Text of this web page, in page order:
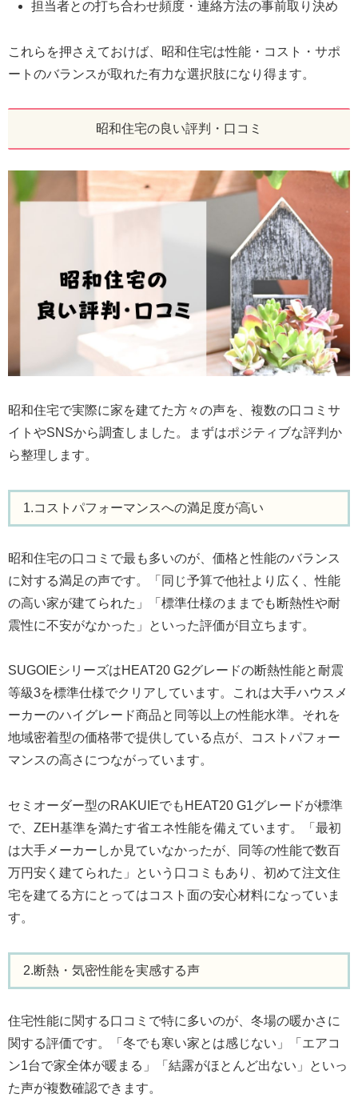
担当者との打ち合わせ頻度・連絡方法の事前取り決め
これらを押さえておけば、昭和住宅は性能・コスト・サポ
ートのバランスが取れた有力な選択肢になり得ます。
昭和住宅の良い評判・口コミ
昭和住宅で実際に家を建てた方々の声を、複数の口コミサ
イトやSNSから調査しました。まずはポジティブな評判か
ら整理します。
1.コストパフォーマンスへの満足度が高い
昭和住宅の口コミで最も多いのが、価格と性能のバランス
に対する満足の声です。「同じ予算で他社より広く、性能
の高い家が建てられた」「標準仕様のままでも断熱性や耐
震性に不安がなかった」といった評価が目立ちます。
SUGOIEシリーズはHEAT20 G2グレードの断熱性能と耐震
等級3を標準仕様でクリアしています。これは大手ハウスメ
ーカーのハイグレード商品と同等以上の性能水準。それを
地域密着型の価格帯で提供している点が、コストパフォー
マンスの高さにつながっています。
セミオーダー型のRAKUIEでもHEAT20 G1グレードが標準
で、ZEH基準を満たす省エネ性能を備えています。「最初
は大手メーカーしか見ていなかったが、同等の性能で数百
万円安く建てられた」という口コミもあり、初めて注文住
宅を建てる方にとってはコスト面の安心材料になっていま
す。
2.断熱・気密性能を実感する声
住宅性能に関する口コミで特に多いのが、冬場の暖かさに
関する評価です。「冬でも寒い家とは感じない」「エアコ
ン1台で家全体が暖まる」「結露がほとんど出ない」といっ
た声が複数確認できます。